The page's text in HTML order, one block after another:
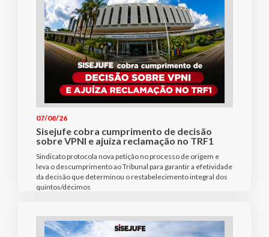
07/08/26
Sisejufe cobra cumprimento de decisão
sobre VPNI e ajuíza reclamação no TRF1
Sindicato protocola nova petição no processo de origem e
leva o descumprimento ao Tribunal para garantir a efetividade
da decisão que determinou o restabelecimento integral dos
quintos/décimos